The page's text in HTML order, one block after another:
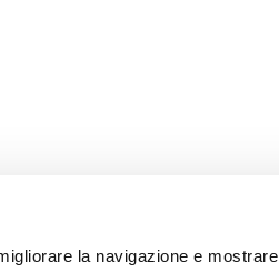
la navigazione e mostrare